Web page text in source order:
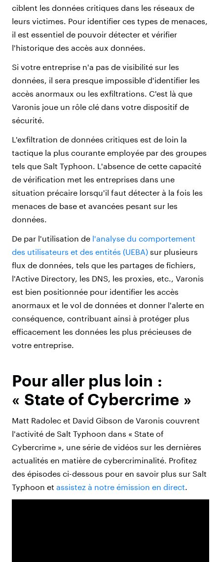
ciblent les données critiques dans les réseaux de
leurs victimes. Pour identifier ces types de menaces,
il est essentiel de pouvoir détecter et vérifier
l'historique des accès aux données.
Si votre entreprise n'a pas de visibilité sur les
données, il sera presque impossible d'identifier les
accès anormaux ou les exfiltrations. C'est là que
Varonis joue un rôle clé dans votre dispositif de
sécurité.
L'exfiltration de données critiques est de loin la
tactique la plus courante employée par des groupes
tels que Salt Typhoon. L'absence de cette capacité
de vérification met les entreprises dans une
situation précaire lorsqu'il faut détecter à la fois les
menaces de base et avancées pesant sur les
données.
De par l'utilisation de l'analyse du comportement
des utilisateurs et des entités (UEBA) sur plusieurs
flux de données, tels que les partages de fichiers,
l'Active Directory, les DNS, les proxies, etc., Varonis
est bien positionnée pour identifier les accès
anormaux et le vol de données et donner l'alerte en
conséquence, contribuant ainsi à protéger plus
efficacement les données les plus précieuses de
votre entreprise.
Pour aller plus loin :
« State of Cybercrime »
Matt Radolec et David Gibson de Varonis couvrent
l'activité de Salt Typhoon dans « State of
Cybercrime », une série de vidéos sur les dernières
actualités en matière de cybercriminalité. Profitez
des épisodes ci-dessous pour en savoir plus sur Salt
Typhoon et assistez à notre émission en direct.